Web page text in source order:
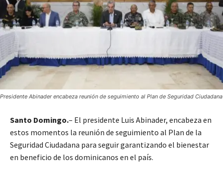
Presidente Abinader encabeza reunión de seguimiento al Plan de Seguridad Ciudadana
Santo Domingo.– El presidente Luis Abinader, encabeza en
estos momentos la reunión de seguimiento al Plan de la
Seguridad Ciudadana para seguir garantizando el bienestar
en beneficio de los dominicanos en el país.